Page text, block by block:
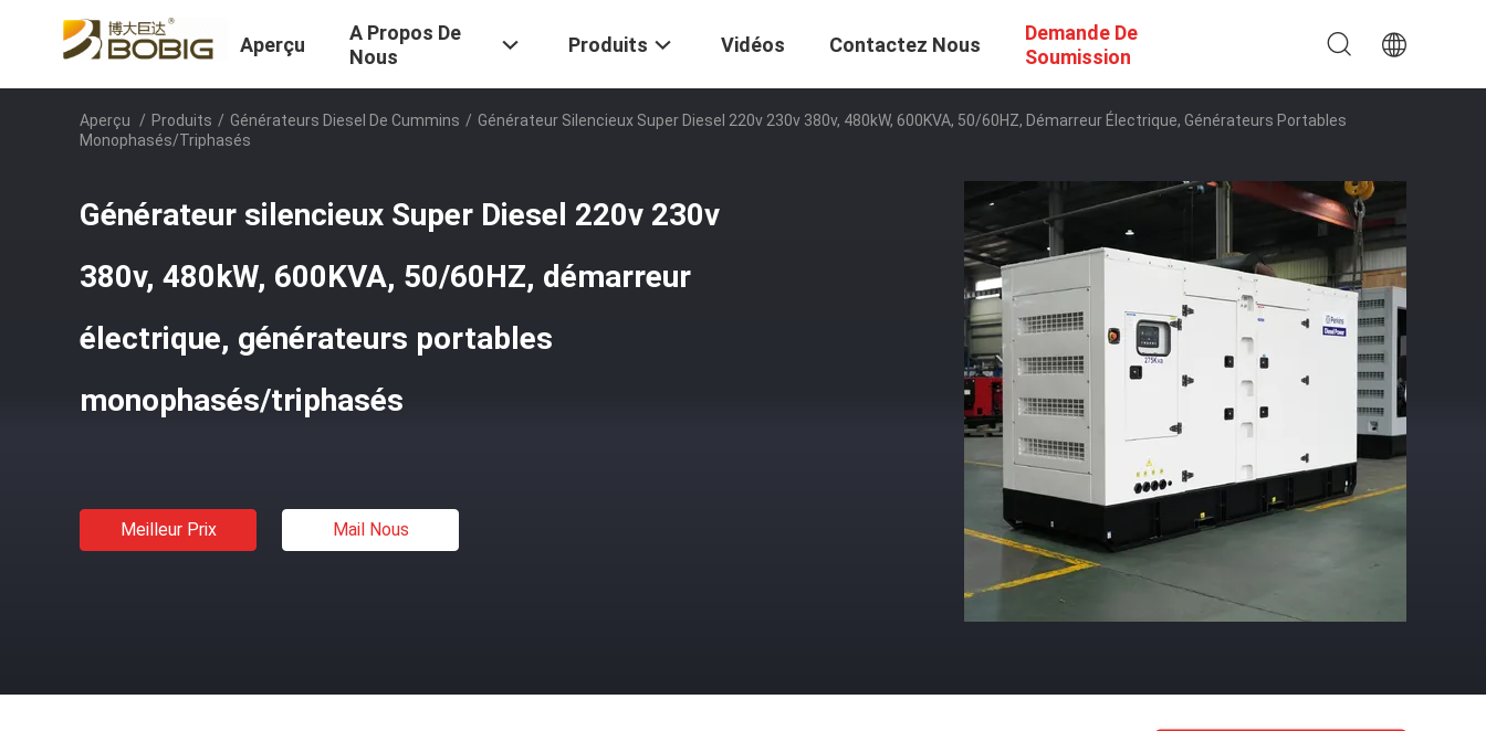
Aperçu
A Propos De
Nous
Produits Vidéos Contactez Nous
Demande De
Soumission
Aperçu / Produits / Générateurs Diesel De Cummins / Générateur Silencieux Super Diesel 220v 230v 380v, 480kW, 600KVA, 50/60HZ, Démarreur Électrique, Générateurs Portables
Monophasés/triphasés
Générateur silencieux Super Diesel 220v 230v
380v, 480kW, 600KVA, 50/60HZ, démarreur
électrique, générateurs portables
monophasés/triphasés
Meilleur Prix Mail Nous